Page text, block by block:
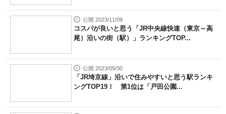
公開 2023/11/09
コスパが良いと思う「JR中央線快速（東京～高
尾）沿いの街（駅）」ランキングTOP...
公開 2023/09/30
「JR埼京線」沿いで住みやすいと思う駅ランキ
ングTOP19！ 第1位は「戸田公園...